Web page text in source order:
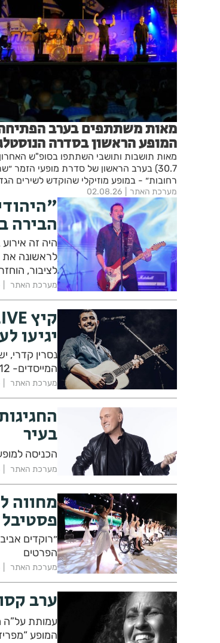
מאות משתתפים בערב
המופע הראשון בסדרה
"שרים לך רחובות" יצא לדרך
ה-17
מאות תושבות ותושבי השתתפו בסופ"ש
30.7) בערב הראשון של סדרת מופעי הזמר
רחובות״ - במופע מוזיקלי שהוקדש לשירים
הקולנוע הישראלי. ארבעה מופעים נוספים
חמישי ברחבת העירייה. הכניסה חופשית
מערכת האתר 02.08.26
הבירה
היה זה
לראשונה את
לציבור,
מערכת האתר
יגיעו
נסרין קדרי,
המייסדים- 14-12 באוגוסט, ימים ג'-ה', בשעה 20:00, הכניסה חופשית!
מערכת האתר
בעיר
הכניסה
מערכת האתר
מחווה
״רוקדים
הפרטים
מערכת האתר
ערב
עמותת על”ה
המופע